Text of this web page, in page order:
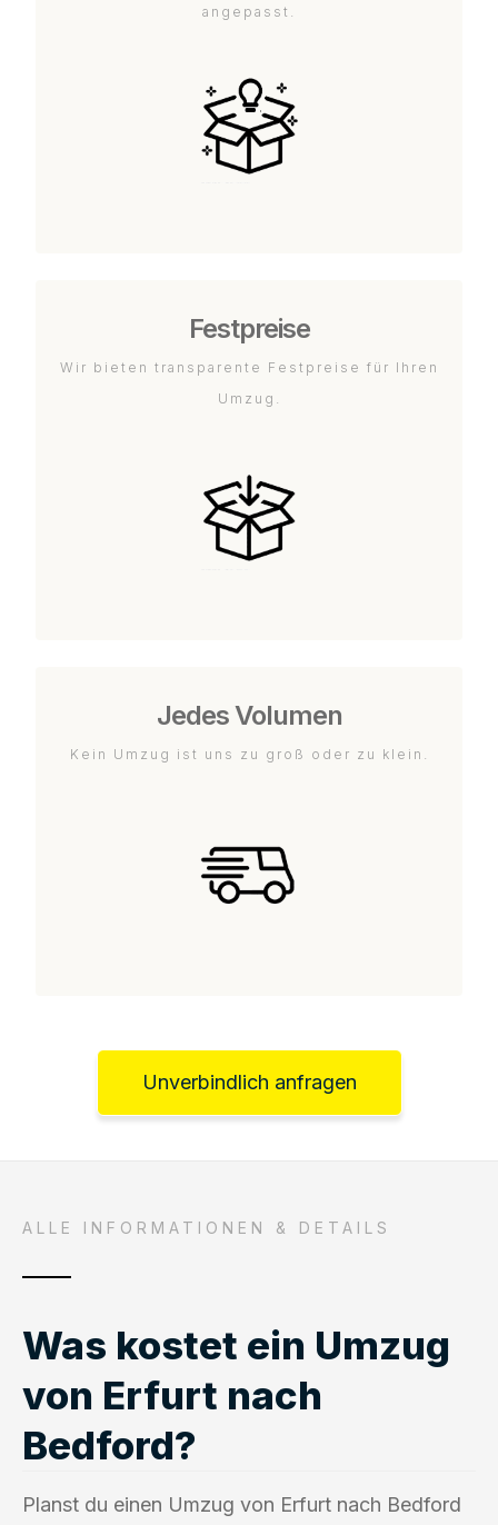
angepasst.
Festpreise
Wir bieten transparente Festpreise für Ihren
Umzug.
Jedes Volumen
Kein Umzug ist uns zu groß oder zu klein.
Unverbindlich anfragen
ALLE INFORMATIONEN & DETAILS
Was kostet ein Umzug
von Erfurt nach
Bedford?
Planst du einen Umzug von Erfurt nach Bedford